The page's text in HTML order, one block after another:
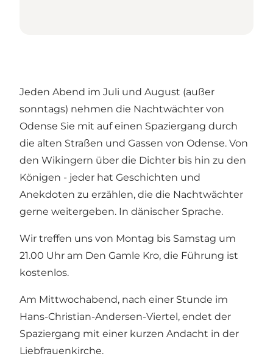
Jeden Abend im Juli und August (außer
sonntags) nehmen die Nachtwächter von
Odense Sie mit auf einen Spaziergang durch
die alten Straßen und Gassen von Odense. Von
den Wikingern über die Dichter bis hin zu den
Königen - jeder hat Geschichten und
Anekdoten zu erzählen, die die Nachtwächter
gerne weitergeben. In dänischer Sprache.
Wir treffen uns von Montag bis Samstag um
21.00 Uhr am Den Gamle Kro, die Führung ist
kostenlos.
Am Mittwochabend, nach einer Stunde im
Hans-Christian-Andersen-Viertel, endet der
Spaziergang mit einer kurzen Andacht in der
Liebfrauenkirche.